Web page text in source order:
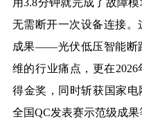
用3.8分钟就完成了故障
无需断开一次设备连接
成果——光伏低压智能断
维的行业痛点，更在
得金奖，同时斩获国家电
全国QC发表赛示范级成果